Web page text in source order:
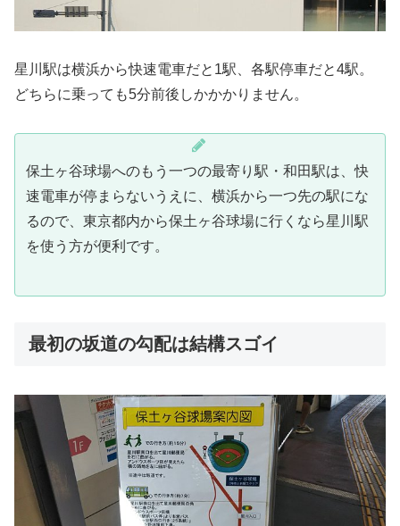
星川駅は横浜から快速電車だと1駅、各駅停車だと4駅。
どちらに乗っても5分前後しかかかりません。
保土ヶ谷球場へのもう一つの最寄り駅・和田駅は、快
速電車が停まらないうえに、横浜から一つ先の駅にな
るので、東京都内から保土ヶ谷球場に行くなら星川駅
を使う方が便利です。
最初の坂道の勾配は結構スゴイ